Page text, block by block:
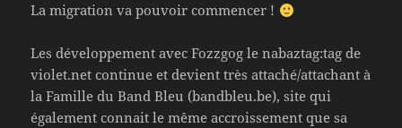
La migration va pouvoir commencer !
Les développement avec Fozzgog le nabaztag:tag de
violet.net continue et devient très attaché/attachant à
la Famille du Band Bleu (bandbleu.be), site qui
également connait le même accroissement que sa